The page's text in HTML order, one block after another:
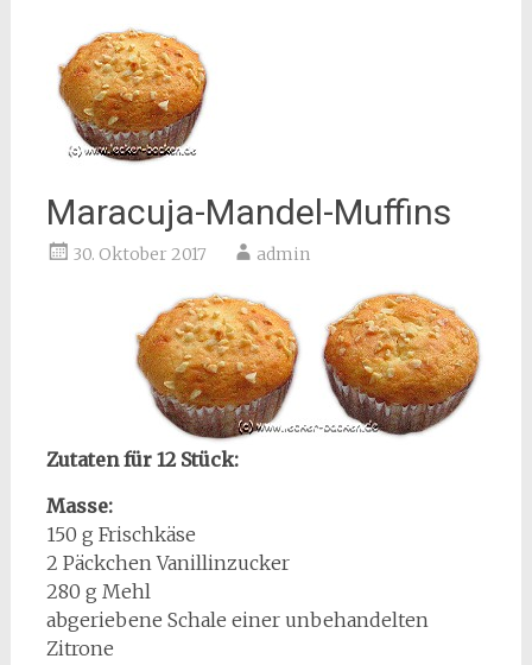
Maracuja-Mandel-Muffins
30. Oktober 2017 admin
Zutaten für 12 Stück:
Masse:
150 g Frischkäse
2 Päckchen Vanillinzucker
280 g Mehl
abgeriebene Schale einer unbehandelten
Zitrone